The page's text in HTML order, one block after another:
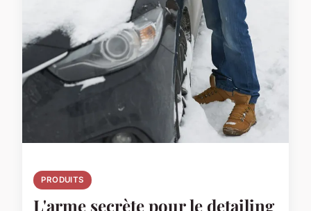
PRODUITS
L'arme secrète pour le detailing